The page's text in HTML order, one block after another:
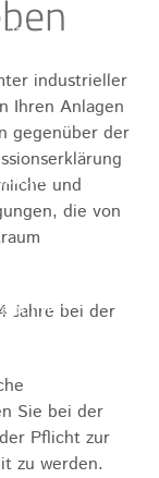
industrieller
Ihren Anlagen
gegenüber der
und
die von
Jahre bei der
Sie bei der
Pflicht zur
zu werden.